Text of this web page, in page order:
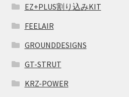
EZ+PLUS割り込みKIT
FEELAIR
GROUNDDESIGNS
GT-STRUT
KRZ-POWER